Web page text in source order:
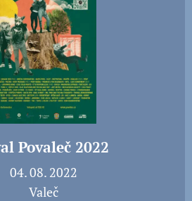
Povaleč 2022
📅 04. 08. 2022
📍 Valeč